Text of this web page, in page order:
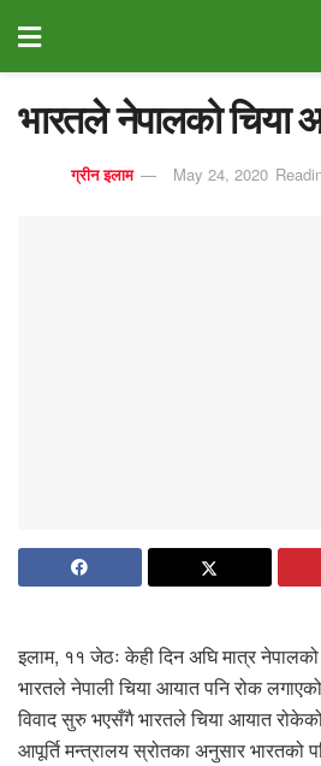
भारतले नेपालको चिया
ग्रीन इलाम May 24, 2020
इलाम, ११ जेठः केही दिन अघि मात्र
भारतले नेपाली चिया आयात पनि रोक
विवाद सुरु भएसँगै भारतले चिया आयात
आपूर्ति मन्त्रालय स्रोतका अनुसार भारतको